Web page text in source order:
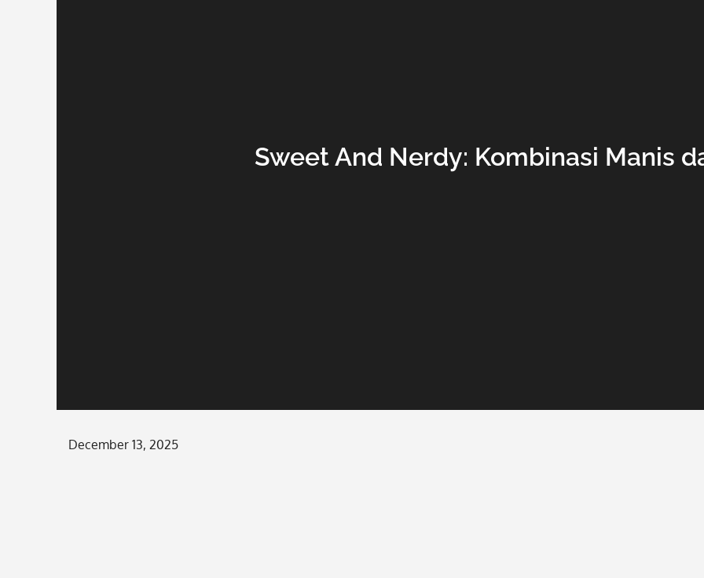
Sweet And Nerdy: Kombinasi Manis
Posted
December 13, 2025